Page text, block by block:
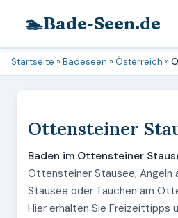
🏊Bade-Seen.de
Startseite »Badeseen »Österreich »
Ottensteiner
Baden im Ottensteiner
Ottensteiner Stausee,
Stausee oder Tauchen am
Hier erhalten Sie Freizeittipps